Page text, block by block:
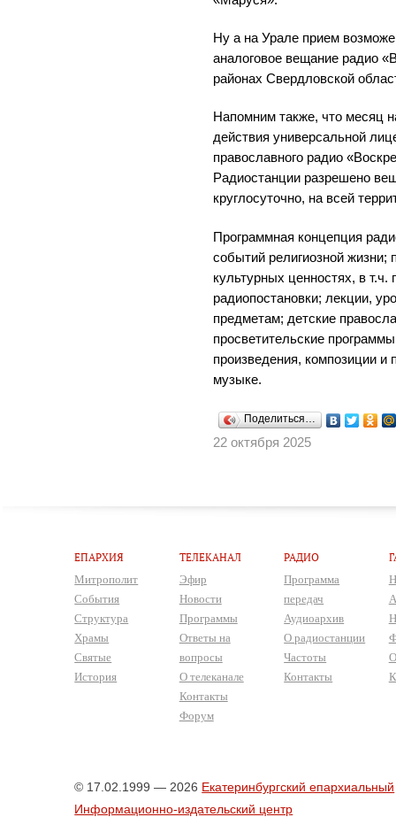
Ну а на Урале прием
аналоговое вещание радио
районах Свердловской
Напомним также, что месяц
действия универсальной
православного радио
Радиостанции разрешено
круглосуточно, на всей
Программная концепция
событий религиозной жизни;
культурных ценностях, в
радиопостановки; лекции,
предметам; детские
просветительские
произведения, композиции
музыке.
Поделиться…
22 октября 2025
ЕПАРХИЯ
Митрополит
События
Структура
Храмы
Святые
История
ТЕЛЕКАНАЛ
Эфир
Новости
Программы
Ответы на
вопросы
О телеканале
Контакты
Форум
РАДИО
Программа
передач
Аудиоархив
О радиостанции
Частоты
Контакты
© 17.02.1999 — 2026 Екатеринбургский епархиальный
Информационно-издательский центр